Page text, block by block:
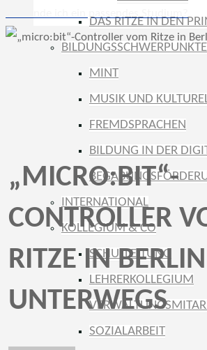
DAS RITZE IN DEN
BILDUNGSSCHWERPUNKTE
MINT
MUSIK UND
FREMDSPRACHEN
BILDUNG IN DER
INTERNATIONAL
KOLLEGIUM & CO
SCHULLEITUNG
LEHRERKOLLEGIUM
SOZIALARBEIT
„MICRO:BIT“-
CONTROLLER
RITZE IN BERLIN
UNTERWEGS